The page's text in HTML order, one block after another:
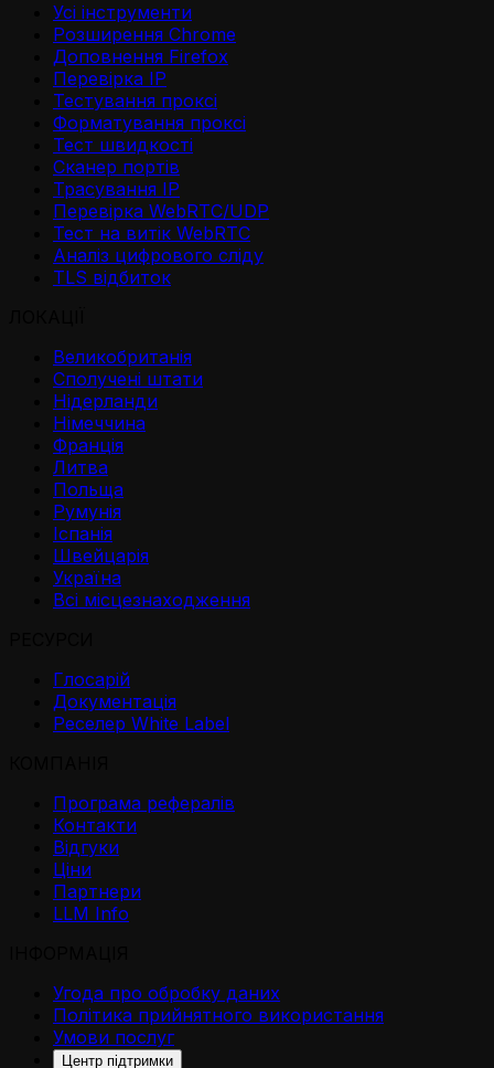
Усі інструменти
Розширення Chrome
Доповнення Firefox
Перевірка IP
Тестування проксі
Форматування проксі
Тест швидкості
Сканер портів
Трасування IP
Перевірка WebRTC/UDP
Тест на витік WebRTC
Аналіз цифрового сліду
TLS відбиток
Великобританія
Сполучені штати
Нідерланди
Німеччина
Франція
Литва
Польща
Румунія
Іспанія
Швейцарія
Україна
Всі місцезнаходження
Глосарій
Документація
Реселер White Label
Програма рефералів
Контакти
Відгуки
Ціни
Партнери
LLM Info
Угода про обробку даних
Політика прийнятного використання
Умови послуг
Центр підтримки